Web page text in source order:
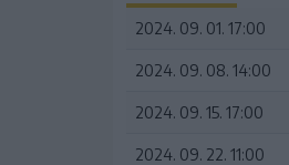
2024. 09. 01. 17:00
2024. 09. 08. 14:00
2024. 09. 15. 17:00
2024. 09. 22. 11:00